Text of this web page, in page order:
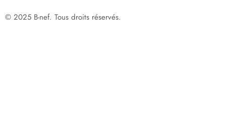
© 2025 B-nef. Tous droits réservés.